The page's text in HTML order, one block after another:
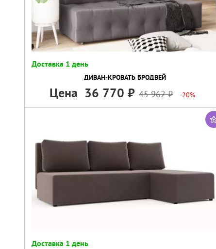
Доставка 1 день
ДИВАН-КРОВАТЬ БРОДВЕЙ
Цена 36 770 45 962 -20%
Доставка 1 день